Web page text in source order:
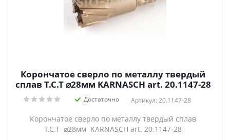
Корончатое сверло по металлу твердый
сплав Т.С.Т ⌀28мм KARNASCH art. 20.1147-28
Достаточно Артикул: 20.1147-28
Корончатое сверло по металлу твердый сплав
Т.С.Т ⌀28мм KARNASCH art. 20.1147-28